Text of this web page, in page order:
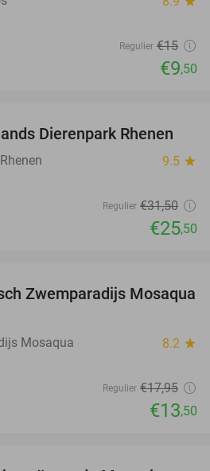
Regulier €15
€9,50
19%
Dierenpark Rhenen
9.5 star
Regulier €31,50
€25,50
25%
Zwemparadijs Mosaqua
Mosaqua 8.2 star
Regulier €17,95
€13,50